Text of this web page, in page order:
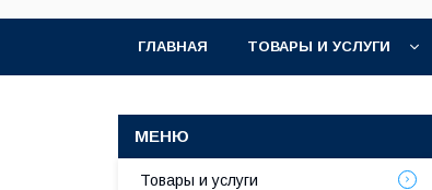
ГЛАВНАЯ ТОВАРЫ И УСЛУГИ
Товары и услуги